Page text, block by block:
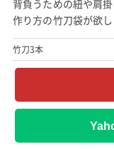
背負うための紐や肩
作り方の竹刀袋が欲し
竹刀3本